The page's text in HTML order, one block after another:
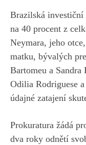
Brazilská investiční
na 40 procent z
Neymara, jeho
matku, bývalých
Bartomeu a Sandra
Odilia Rodriguese
údajné zatajení
Prokuratura žádá
dva roky odnětí